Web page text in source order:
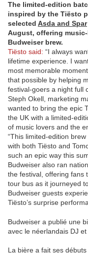
The limited-edition
inspired by the Tiësto
selected Asda and Spar
August, offering
Budweiser brew.
Tiësto said: “I always
lifetime experience. I
most memorable
that possible by helping
festival-goers a night full
Steph Okell, marketing
wanted to bring the epic
the UK with a limited-
of music lovers and the
“This limited-edition
with both Tiësto and
such an epic way this
Budweiser also ran
the festival, offering fans
tour bus as it journeyed
Budweiser guests
Tiësto’s surprise
Budweiser a publié une
avec le néerlandais DJ et
La bière a fait ses